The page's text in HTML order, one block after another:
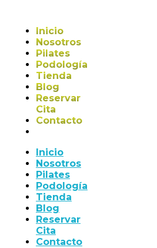
Inicio
Nosotros
Pilates
Podología
Tienda
Blog
Reservar
Cita
Contacto
Inicio
Nosotros
Pilates
Podología
Tienda
Blog
Reservar
Cita
Contacto